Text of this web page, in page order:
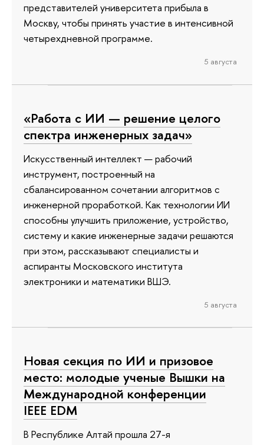
представителей университета прибыла в
Москву, чтобы принять участие в интенсивной
четырехдневной программе.
5 августа
«Работа с ИИ — решение целого
спектра инженерных задач»
Искусственный интеллект — рабочий
инструмент, построенный на
сбалансированном сочетании алгоритмов с
инженерной проработкой. Как технологии ИИ
способны улучшить приложение, устройство,
систему и какие инженерные задачи решаются
при этом, рассказывают специалисты и
аспиранты Московского института
электроники и математики ВШЭ.
5 августа
Новая секция по ИИ и призовое
место: молодые ученые Вышки на
Международной конференции
IEEE EDM
В Республике Алтай прошла 27-я